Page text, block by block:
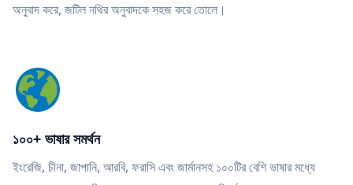
অনুবাদ করে, জটিল নথির অনুবাদকে সহজ করে তোলে।
১০০+ ভাষার সমর্থন
ইংরেজি, চীনা, জাপানি, আরবি, ফরাসি এবং জার্মানসহ ১০০টির বেশি ভাষার মধ্যে